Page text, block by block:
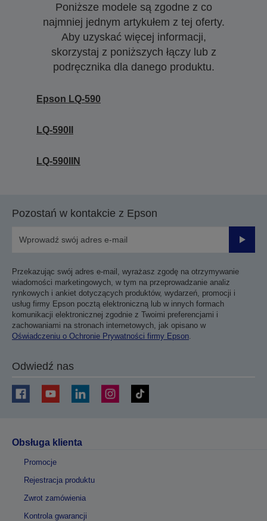
Poniższe modele są zgodne z co
najmniej jednym artykułem z tej oferty.
Aby uzyskać więcej informacji,
skorzystaj z poniższych łączy lub z
podręcznika dla danego produktu.
Epson LQ-590
LQ-590II
LQ-590IIN
Pozostań w kontakcie z Epson
Przekazując swój adres e-mail, wyrażasz zgodę na otrzymywanie
wiadomości marketingowych, w tym na przeprowadzanie analiz
rynkowych i ankiet dotyczących produktów, wydarzeń, promocji i
usług firmy Epson pocztą elektroniczną lub w innych formach
komunikacji elektronicznej zgodnie z Twoimi preferencjami i
zachowaniami na stronach internetowych, jak opisano w
Oświadczeniu o Ochronie Prywatności firmy Epson.
Odwiedź nas
Obsługa klienta
Promocje
Rejestracja produktu
Zwrot zamówienia
Kontrola gwarancji